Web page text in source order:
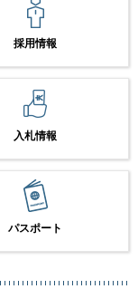
採用情報
入札情報
パスポート